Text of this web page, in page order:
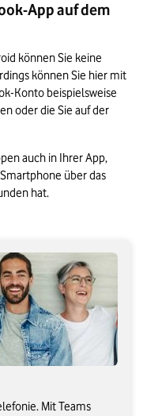
App auf dem
können Sie keine
können Sie hier mit
Konto beispielsweise
oder die Sie auf der
auch in Ihrer App,
über das
hat.
Mit Teams